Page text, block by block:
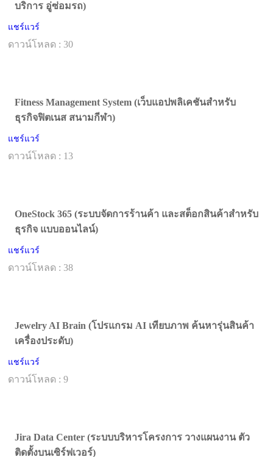
บริการ อู่ซ่อมรถ)
แชร์แวร์
ดาวน์โหลด : 30
Fitness Management System (เว็บแอปพลิเคชันสำหรับ
ธุรกิจฟิตเนส สนามกีฬา)
แชร์แวร์
ดาวน์โหลด : 13
OneStock 365 (ระบบจัดการร้านค้า และสต็อกสินค้าสำหรับ
ธุรกิจ แบบออนไลน์)
แชร์แวร์
ดาวน์โหลด : 38
Jewelry AI Brain (โปรแกรม AI เทียบภาพ ค้นหารุ่นสินค้า
เครื่องประดับ)
แชร์แวร์
ดาวน์โหลด : 9
Jira Data Center (ระบบบริหารโครงการ วางแผนงาน ตัว
ติดตั้งบนเซิร์ฟเวอร์)